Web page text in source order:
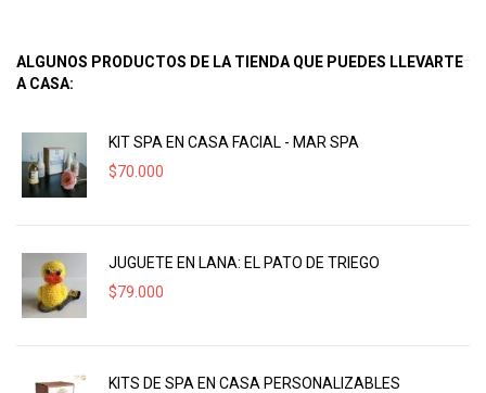
ALGUNOS PRODUCTOS DE LA TIENDA QUE PUEDES LLEVARTE
A CASA:
KIT SPA EN CASA FACIAL - MAR SPA
$70.000
JUGUETE EN LANA: EL PATO DE TRIEGO
$79.000
KITS DE SPA EN CASA PERSONALIZABLES